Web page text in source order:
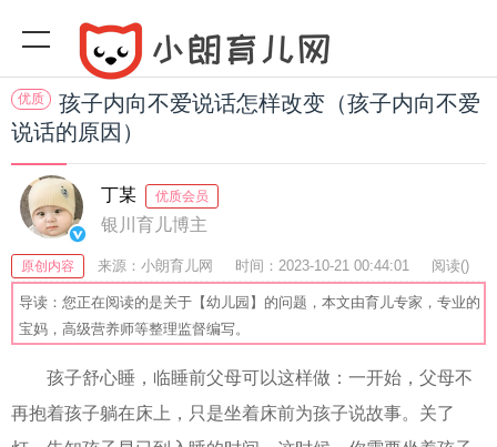
优质
孩子内向不爱说话怎样改变（孩子内向不爱
说话的原因）
丁某 优质会员
银川育儿博主
原创内容 来源：小朗育儿网 时间：2023-10-21 00:44:01 阅读()
收藏：35 分享：51 爆
导读：您正在阅读的是关于【幼儿园】的问题，本文由育儿专家，专业的
宝妈，高级营养师等整理监督编写。
孩子舒心睡，临睡前父母可以这样做：一开始，父母不
再抱着孩子躺在床上，只是坐着床前为孩子说故事。关了